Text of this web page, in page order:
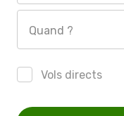
Quand ?
Vols directs